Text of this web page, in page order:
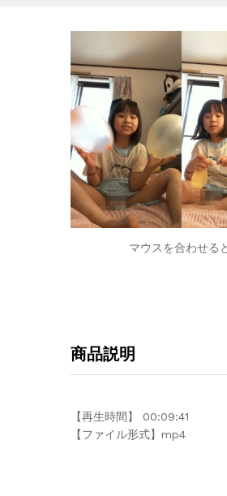
マウスを合わせる
商品説明
【再生時間】 00:09:41
【ファイル形式】mp4